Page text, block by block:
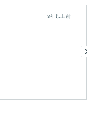
3年以上前